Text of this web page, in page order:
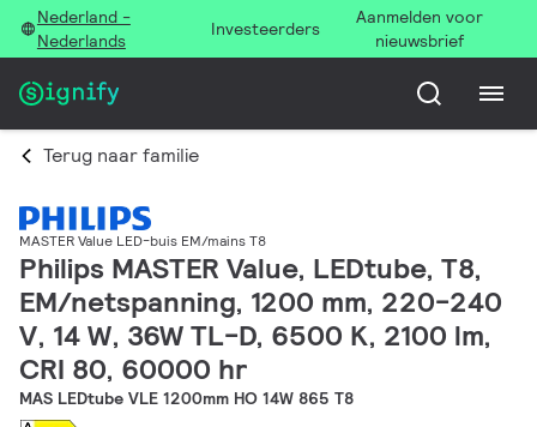
Nederland -
Nederlands
Investeerders
Aanmelden voor
nieuwsbrief
Terug naar familie
MASTER Value LED-buis EM/mains T8
Philips MASTER Value, LEDtube, T8,
EM/netspanning, 1200 mm, 220-240
V, 14 W, 36W TL-D, 6500 K, 2100 lm,
CRI 80, 60000 hr
MAS LEDtube VLE 1200mm HO 14W 865 T8